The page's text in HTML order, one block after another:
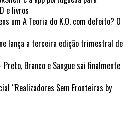
e livros
um A Teoria do K.O. com defeito? O
lança a terceira edição trimestral de
Preto, Branco e Sangue sai finalmente
“Realizadores Sem Fronteiras by